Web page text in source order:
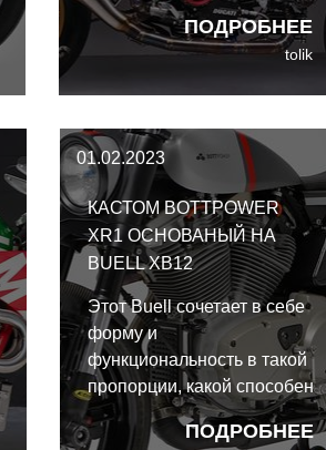
ПОДРОБНЕЕ
на йоту не пожертвовал
своими характеристиками.
tolik
01.02.2023
КАСТОМ BOTTPOWER
XR1 ОСНОВАНЫЙ НА
BUELL XB12
ПОДРОБНЕЕ
Этот Buell сочетает в себе
форму и
функциональность в такой
пропорции, какой способен
достичь только очень
опытный мастер. Его